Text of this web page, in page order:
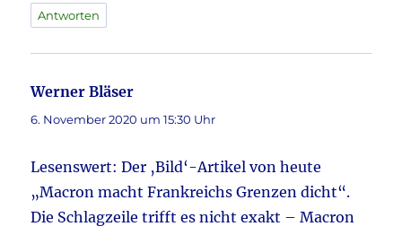
Antworten
Werner Bläser
6. November 2020 um 15:30 Uhr
Lesenswert: Der ‚Bild‘-Artikel von heute
„Macron macht Frankreichs Grenzen dicht“.
Die Schlagzeile trifft es nicht exakt – Macron